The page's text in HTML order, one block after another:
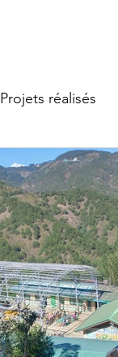
Projets réalisés